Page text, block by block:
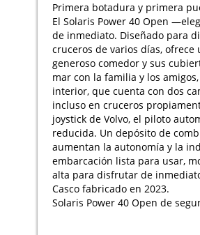
Primera botadura y primera
El Solaris Power 40 Open
de inmediato. Diseñado para
cruceros de varios días,
generoso comedor y sus
mar con la familia y los
interior, que cuenta con dos
incluso en cruceros
joystick de Volvo, el piloto
reducida. Un depósito de
aumentan la autonomía y la
embarcación lista para usar,
alta para disfrutar de
Casco fabricado en 2023.
Solaris Power 40 Open de